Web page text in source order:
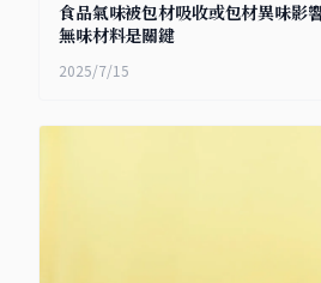
食品氣味被包材吸收或包材異味影
無味材料是關鍵
2025/7/15